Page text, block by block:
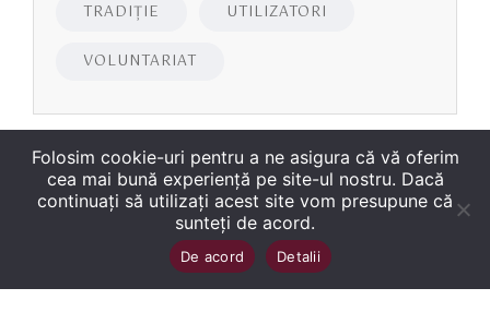
TRADIȚIE UTILIZATORI
VOLUNTARIAT
2026Biblioteca Județeană
„George Bariţiu‟ Braşov. Toate drepturile sunt
Folosim cookie-uri pentru a ne asigura că vă oferim
cea mai bună experiență pe site-ul nostru. Dacă
continuați să utilizați acest site vom presupune că
sunteți de acord.
De acord Detalii